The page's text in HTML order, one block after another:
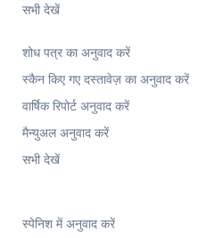
शोध पत्र का अनुवाद करें
स्कैन किए गए दस्तावेज़ का अनुवाद करें
वार्षिक रिपोर्ट अनुवाद करें
मैन्युअल अनुवाद करें
सभी देखें
स्पेनिश में अनुवाद करें
सभी देखें